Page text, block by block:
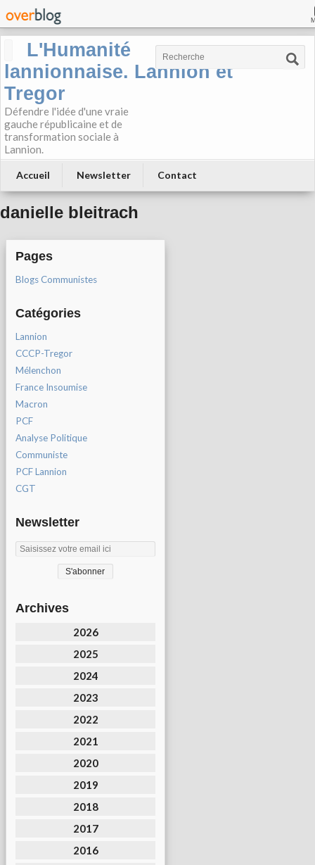
L'Humanité
lannionnaise. Lannion et
Tregor
Défendre l'idée d'une vraie
gauche républicaine et de
transformation sociale à
Lannion.
Accueil Newsletter Contact
danielle bleitrach
Pages
Blogs Communistes
Catégories
Lannion
CCCP-Tregor
Mélenchon
France Insoumise
Macron
PCF
Analyse Politique
Communiste
PCF Lannion
CGT
Newsletter
Archives
2026
2025
2024
2023
2022
2021
2020
2019
2018
2017
2016